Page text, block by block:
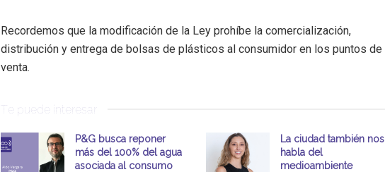
Recordemos que la modificación de la Ley prohíbe la comercialización,
distribución y entrega de bolsas de plásticos al consumidor en los puntos de
venta.
Te puede interesar
P&G busca reponer
más del 100% del agua
asociada al consumo
La ciudad también nos
habla del
medioambiente